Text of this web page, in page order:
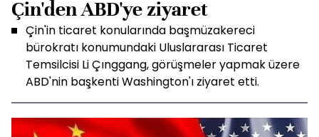
Çin'den ABD'ye ziyaret
Çin'in ticaret konularında başmüzakereci
bürokratı konumundaki Uluslararası Ticaret
Temsilcisi Li Çınggang, görüşmeler yapmak üzere
ABD'nin başkenti Washington'ı ziyaret etti.